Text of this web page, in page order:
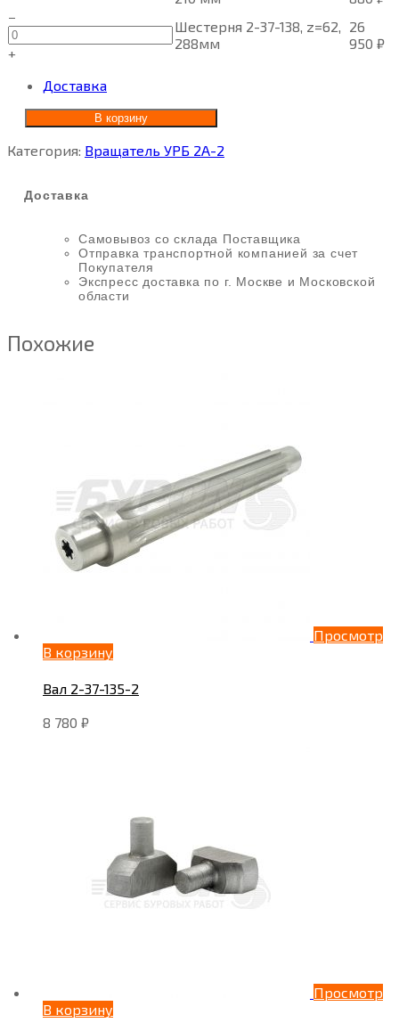
−
+
Шестерня 2-37-138, z=62,
288мм
26
950 ₽
Доставка
В корзину
Категория: Вращатель УРБ 2А-2
Доставка
Самовывоз со склада Поставщика
Отправка транспортной компанией за счет
Покупателя
Экспресс доставка по г. Москве и Московской
области
Похожие
Просмотр
В корзину
Вал 2-37-135-2
8 780 ₽
Просмотр
В корзину